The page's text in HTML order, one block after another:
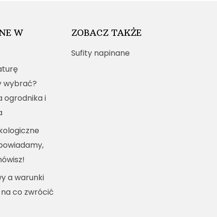
W
wybrać?
ogrodnika i
a warunki
co zwrócić
ZOBACZ TAKŻE
Sufity napinane